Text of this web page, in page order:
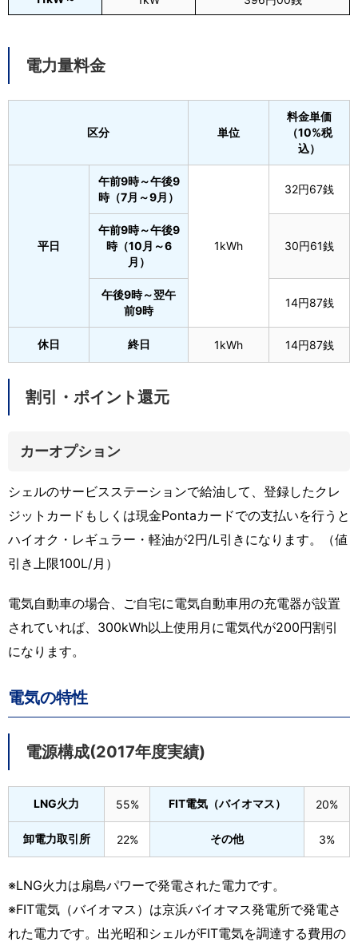
電力量料金
区分 単位
料金単価
（10%税
込）
平日
午前9時～午後9
時（7月～9月）
1kWh
32円67銭
午前9時～午後9
時（10月～6
月）
30円61銭
午後9時～翌午
前9時
14円87銭
休日 終日 1kWh 14円87銭
割引・ポイント還元
カーオプション
シェルのサービスステーションで給油して、登録したクレ
ジットカードもしくは現金Pontaカードでの支払いを行うと
ハイオク・レギュラー・軽油が2円/L引きになります。（値
引き上限100L/月）
電気自動車の場合、ご自宅に電気自動車用の充電器が設置
されていれば、300kWh以上使用月に電気代が200円割引
になります。
電気の特性
電源構成(2017年度実績)
LNG火力 55% FIT電気（バイオマス） 20%
卸電力取引所 22% その他 3%
※LNG火力は扇島パワーで発電された電力です。
※FIT電気（バイオマス）は京浜バイオマス発電所で発電さ
れた電力です。出光昭和シェルがFIT電気を調達する費用の